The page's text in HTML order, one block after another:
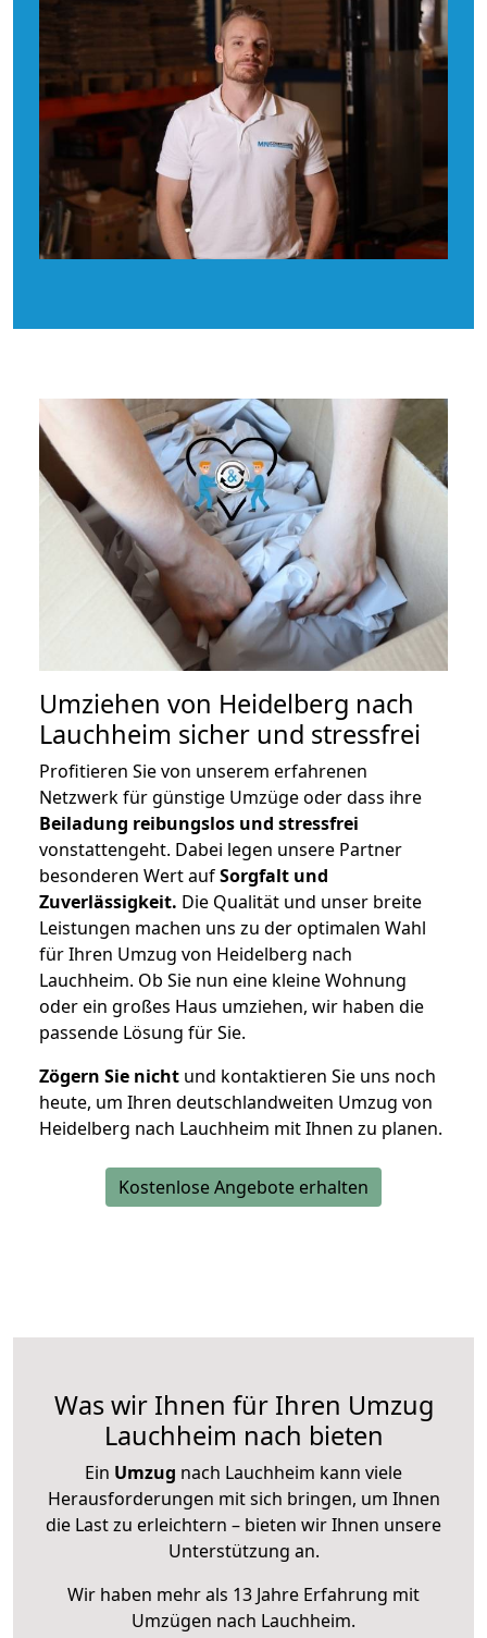
Umziehen von Heidelberg nach
Lauchheim sicher und stressfrei
Profitieren Sie von unserem erfahrenen
Netzwerk für günstige Umzüge oder dass ihre
Beiladung reibungslos und stressfrei
vonstattengeht. Dabei legen unsere Partner
besonderen Wert aufSorgfalt und
Zuverlässigkeit. Die Qualität und unser breite
Leistungen machen uns zu der optimalen Wahl
für Ihren Umzug von Heidelberg nach
Lauchheim. Ob Sie nun eine kleine Wohnung
oder ein großes Haus umziehen, wir haben die
passende Lösung für Sie.
Zögern Sie nicht und kontaktieren Sie uns noch
heute, um Ihren deutschlandweiten Umzug von
Heidelberg nach Lauchheim mit Ihnen zu planen.
Kostenlose Angebote erhalten
Was wir Ihnen für Ihren Umzug
Lauchheim nach bieten
Ein Umzug nach Lauchheim kann viele
Herausforderungen mit sich bringen, um Ihnen
die Last zu erleichtern – bieten wir Ihnen unsere
Unterstützung an.
Wir haben mehr als 13 Jahre Erfahrung mit
Umzügen nach Lauchheim.